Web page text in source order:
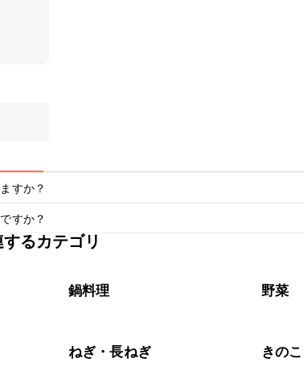
すか？
すか？
中が目安です。なるべくお早めにお召し上がりください。
るカテゴリ
鍋料理 野菜
ねぎ・長ねぎ きのこ